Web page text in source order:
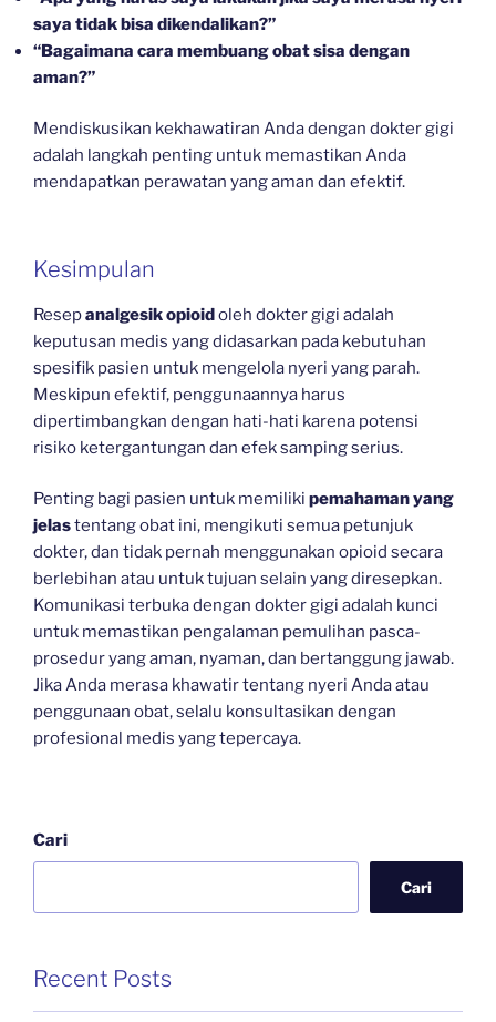
saya tidak bisa dikendalikan?”
“Bagaimana cara membuang obat sisa dengan
aman?”
Mendiskusikan kekhawatiran Anda dengan dokter gigi
adalah langkah penting untuk memastikan Anda
mendapatkan perawatan yang aman dan efektif.
Kesimpulan
Resepanalgesik opioidoleh dokter gigi adalah
keputusan medis yang didasarkan pada kebutuhan
spesifik pasien untuk mengelola nyeri yang parah.
Meskipun efektif, penggunaannya harus
dipertimbangkan dengan hati-hati karena potensi
risiko ketergantungan dan efek samping serius.
Penting bagi pasien untuk memiliki pemahaman yang
jelastentang obat ini, mengikuti semua petunjuk
dokter, dan tidak pernah menggunakan opioid secara
berlebihan atau untuk tujuan selain yang diresepkan.
Komunikasi terbuka dengan dokter gigi adalah kunci
untuk memastikan pengalaman pemulihan pasca-
prosedur yang aman, nyaman, dan bertanggung jawab.
Jika Anda merasa khawatir tentang nyeri Anda atau
penggunaan obat, selalu konsultasikan dengan
profesional medis yang tepercaya.
Cari
Cari
Recent Posts